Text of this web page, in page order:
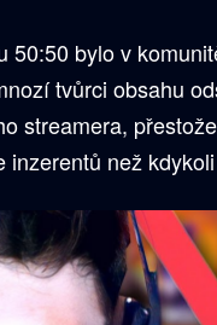
50:50 bylo v
tvůrci obsahu
streamera,
než